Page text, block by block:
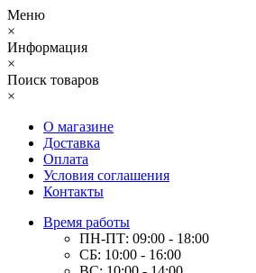
Меню
×
Информация
×
Поиск товаров
×
О магазине
Доставка
Оплата
Условия соглашения
Контакты
Время работы
ПН-ПТ: 09:00 - 18:00
СБ: 10:00 - 16:00